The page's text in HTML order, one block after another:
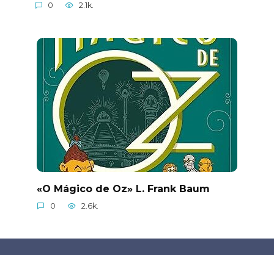
0 2.1k.
«O Mágico de Oz» L. Frank Baum
0 2.6k.